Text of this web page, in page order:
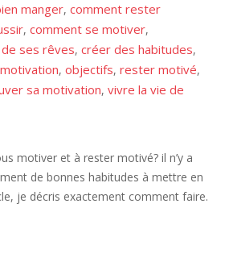
manger,comment rester
,comment se motiver,
ses rêves,créer des habitudes,
motivation,objectifs,rester motivé,
sa motivation,vivre la vie de
motiver et à rester motivé? il n’y a
de bonnes habitudes à mettre en
je décris exactement comment faire.